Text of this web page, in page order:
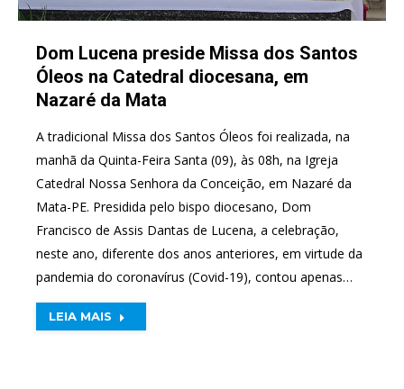
Dom Lucena preside Missa dos Santos
Óleos na Catedral diocesana, em
Nazaré da Mata
A tradicional Missa dos Santos Óleos foi realizada, na
manhã da Quinta-Feira Santa (09), às 08h, na Igreja
Catedral Nossa Senhora da Conceição, em Nazaré da
Mata-PE. Presidida pelo bispo diocesano, Dom
Francisco de Assis Dantas de Lucena, a celebração,
neste ano, diferente dos anos anteriores, em virtude da
pandemia do coronavírus (Covid-19), contou apenas…
LEIA MAIS